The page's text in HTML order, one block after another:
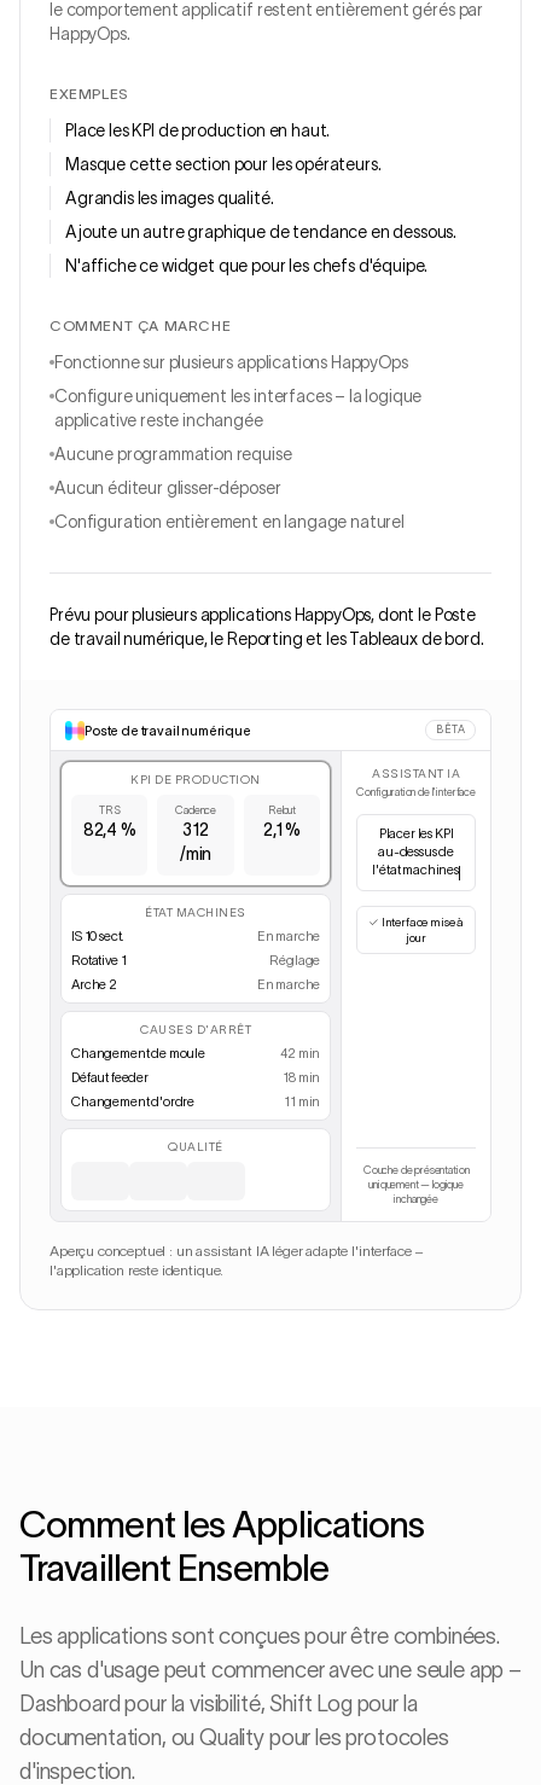
le comportement applicatif restent entièrement gérés par
HappyOps.
EXEMPLES
Place les KPI de production en haut.
Masque cette section pour les opérateurs.
Agrandis les images qualité.
Ajoute un autre graphique de tendance en dessous.
N'affiche ce widget que pour les chefs d'équipe.
COMMENT ÇA MARCHE
Fonctionne sur plusieurs applications HappyOps
Configure uniquement les interfaces – la logique
applicative reste inchangée
Aucune programmation requise
Aucun éditeur glisser-déposer
Configuration entièrement en langage naturel
Prévu pour plusieurs applications HappyOps, dont le Poste
de travail numérique, le Reporting et les Tableaux de bord.
Poste de travail numérique BÊTA
KPI DE PRODUCTION
TRS
82,4 %
Cadence
312
/min
Rebut
2,1 %
ÉTAT MACHINES
IS 10 sect.
En marche
Rotative 1
Réglage
Arche 2
En marche
CAUSES D'ARRÊT
Changement de moule
42 min
Défaut feeder
18 min
Changement d'ordre
11 min
QUALITÉ
ASSISTANT IA
Configuration de l'interface
Masq
Couche de présentation
uniquement — logique
inchangée
Aperçu conceptuel : un assistant IA léger adapte l'interface –
l'application reste identique.
Comment les Applications
Travaillent Ensemble
Les applications sont conçues pour être combinées.
Un cas d'usage peut commencer avec une seule app –
Dashboard pour la visibilité, Shift Log pour la
documentation, ou Quality pour les protocoles
d'inspection.